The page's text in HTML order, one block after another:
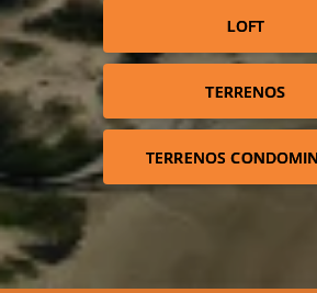
LOFT
TERRENOS
TERRENOS